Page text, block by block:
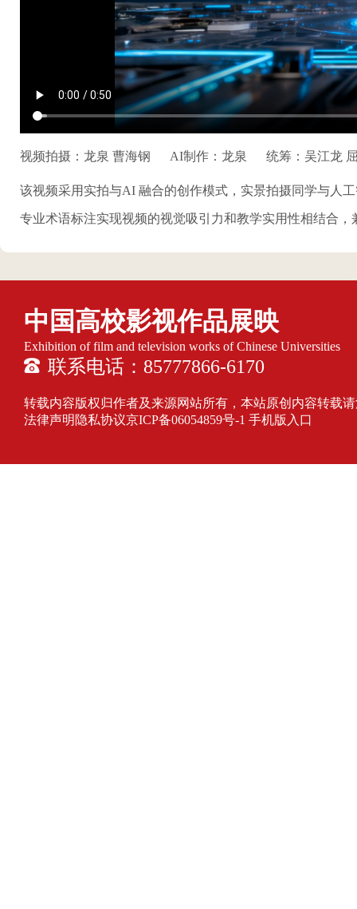
视频拍摄：龙泉 曹海钢 AI制作：龙泉 统筹：吴江龙
该视频采用实拍与AI 融合的创作模式，实景拍摄同学与人
专业术语标注实现视频的视觉吸引力和教学实用性相结合
中国高校影视作品展映
Exhibition of film and television works of Chinese Universities
联系电话：85777866-6170
转载内容版权归作者及来源网站所有，本站原创内容转载
法律声明隐私协议京ICP备06054859号-1 手机版入口